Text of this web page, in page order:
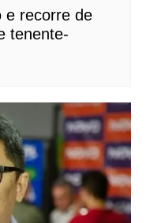
e recorre de
tenente-